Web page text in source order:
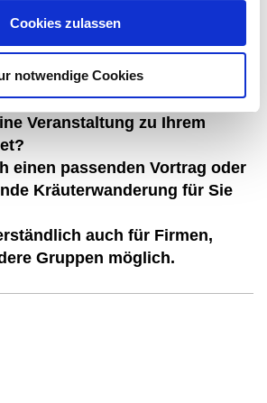
Cookies zulassen
notwendige Cookies
Veranstaltung zu Ihrem
einen passenden Vortrag oder
Kräuterwanderung für Sie
auch für Firmen,
Gruppen möglich.